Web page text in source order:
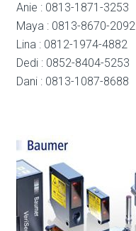
Anie : 0813-1871-3253
Maya : 0813-8670-2092
Lina : 0812-1974-4882
Dedi : 0852-8404-5253
Dani : 0813-1087-8688